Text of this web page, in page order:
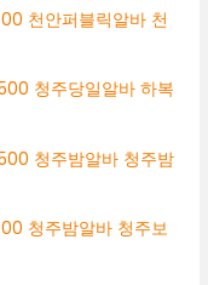
천안퍼블릭알바 천
청주당일알바 하복
청주밤알바 청주밤
청주밤알바 청주보